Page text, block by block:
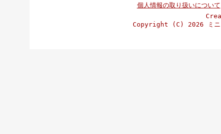
個人情報の取り扱いについて
Copyright (C) 2026 ミ